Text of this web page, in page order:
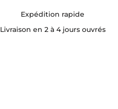
Expédition rapide
Livraison en 2 à 4 jours ouvrés